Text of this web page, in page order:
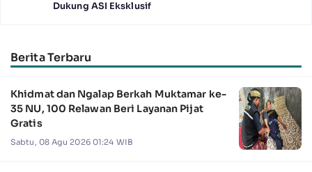
Dukung ASI Eksklusif
Berita Terbaru
Khidmat dan Ngalap Berkah Muktamar ke-
35 NU, 100 Relawan Beri Layanan Pijat
Gratis
Sabtu, 08 Agu 2026 01:24 WIB